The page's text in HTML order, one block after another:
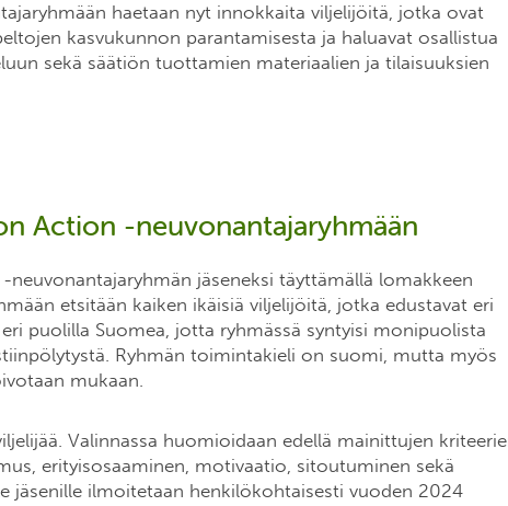
haetaan nyt innokkaita viljelijöitä, jotka ovat
kasvukunnon parantamisesta ja haluavat osallistua
sekä säätiön tuottamien materiaalien ja tilaisuuksien
Action -neuvonantajaryhmään
neuvonantajaryhmän jäseneksi täyttämällä lomakkeen
etsitään kaiken ikäisiä viljelijöitä, jotka edustavat eri
puolilla Suomea, jotta ryhmässä syntyisi monipuolista
Ryhmän toimintakieli on suomi, mutta myös
mukaan.
Valinnassa huomioidaan edellä mainittujen
erityisosaaminen, motivaatio, sitoutuminen sekä
jäsenille ilmoitetaan henkilökohtaisesti vuoden 2024